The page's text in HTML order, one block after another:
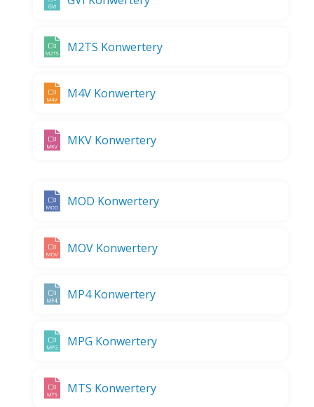
M2TS Konwertery
M4V Konwertery
MKV Konwertery
MOD Konwertery
MOV Konwertery
MP4 Konwertery
MPG Konwertery
MTS Konwertery